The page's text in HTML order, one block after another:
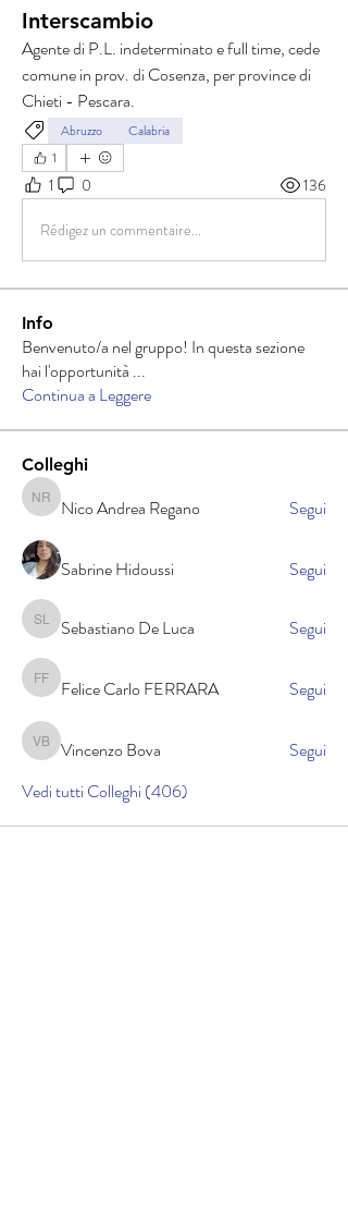
Interscambio
Agente di P.L. indeterminato e full time, cede
comune in prov. di Cosenza, per province di
Chieti - Pescara.
Abruzzo
Calabria
1
1 0 136
Rédigez un commentaire...
Info
Benvenuto/a nel gruppo! In questa sezione
hai l'opportunità ...
Continua a Leggere
Colleghi
Nico Andrea Regano
Nico Andrea Regano Segui
Sabrine Hidoussi Segui
Sebastiano De Luca
Sebastiano De Luca Segui
Felice Carlo FERRARA
Felice Carlo FERRARA Segui
Vincenzo Bova
Vincenzo Bova
Segui
Vedi tutti Colleghi (406)